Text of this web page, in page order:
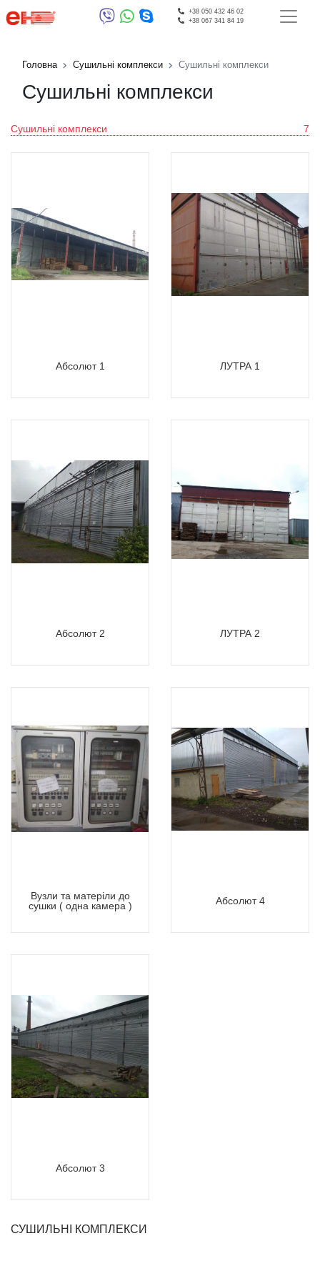
+38 050 432 46 02
+38 067 341 84 19
Головна Сушильні комплекси Сушильні комплекси
Сушильні комплекси
Сушильні комплекси 7
Абсолют 1 ЛУТРА 1
Абсолют 2 ЛУТРА 2
Вузли та матеріли до
сушки ( одна камера )
Абсолют 4
Абсолют 3
СУШИЛЬНІ КОМПЛЕКСИ